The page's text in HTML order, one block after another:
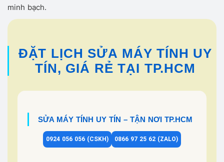
minh bạch.
ĐẶT LỊCH SỬA MÁY TÍNH UY
TÍN, GIÁ RẺ TẠI TP.HCM
SỬA MÁY TÍNH UY TÍN – TẬN NƠI TP.HCM
0924 056 056 (CSKH) 0866 97 25 62 (ZALO)